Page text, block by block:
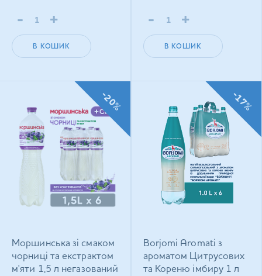
- +
В КОШИК
- +
В КОШИК
Моршинська зі смаком
чорниці та екстрактом
м'яти 1,5 л негазований
-20%
Borjomi Aromati з
ароматом Цитрусових
та Кореню імбиру 1 л
-17%